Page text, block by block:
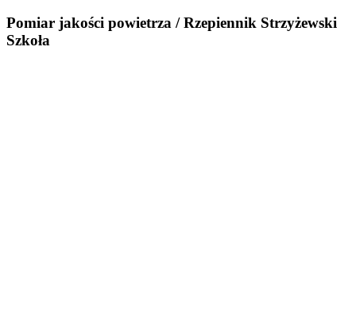
Pomiar jakości powietrza / Rzepiennik Strzyżewski
Szkoła